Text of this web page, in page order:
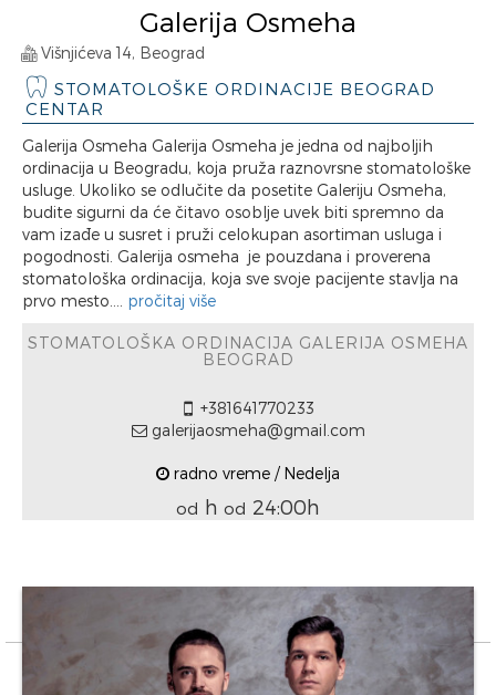
Galerija Osmeha
Višnjićeva 14, Beograd
STOMATOLOŠKE ORDINACIJE BEOGRAD
CENTAR
Galerija Osmeha Galerija Osmeha je jedna od najboljih
ordinacija u Beogradu, koja pruža raznovrsne stomatološke
usluge. Ukoliko se odlučite da posetite Galeriju Osmeha,
budite sigurni da će čitavo osoblje uvek biti spremno da
vam izađe u susret i pruži celokupan asortiman usluga i
pogodnosti. Galerija osmeha je pouzdana i proverena
stomatološka ordinacija, koja sve svoje pacijente stavlja na
prvo mesto.... pročitaj više
STOMATOLOŠKA ORDINACIJA GALERIJA OSMEHA
BEOGRAD
+381641770233
galerijaosmeha@gmail.com
radno vreme / Nedelja
od h od 24:00h